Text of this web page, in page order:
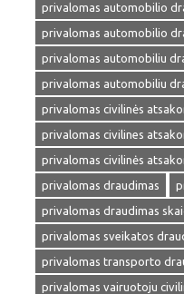
privalomas automobilio
privalomas automobilio
privalomas automobiliu
privalomas automobiliu
privalomas civilinės
privalomas civilines
privalomas civilinės
privalomas draudimas
privalomas draudimas
privalomas sveikatos
privalomas transporto
privalomas vairuotoju